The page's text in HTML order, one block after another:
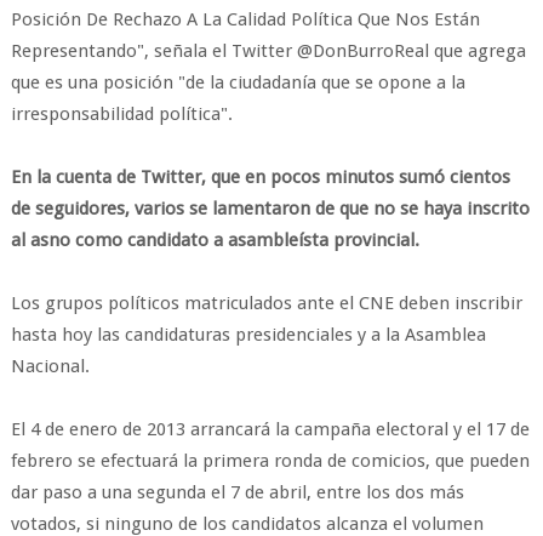
Posición De Rechazo A La Calidad Política Que Nos Están
Representando", señala el Twitter @DonBurroReal que agrega
que es una posición "de la ciudadanía que se opone a la
irresponsabilidad política".
En la cuenta de Twitter, que en pocos minutos sumó cientos
de seguidores, varios se lamentaron de que no se haya inscrito
al asno como candidato a asambleísta provincial.
Los grupos políticos matriculados ante el CNE deben inscribir
hasta hoy las candidaturas presidenciales y a la Asamblea
Nacional.
El 4 de enero de 2013 arrancará la campaña electoral y el 17 de
febrero se efectuará la primera ronda de comicios, que pueden
dar paso a una segunda el 7 de abril, entre los dos más
votados, si ninguno de los candidatos alcanza el volumen